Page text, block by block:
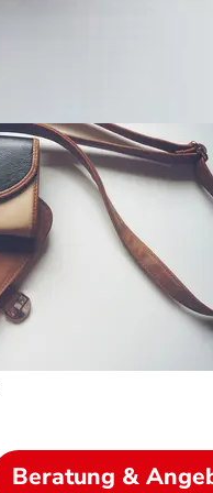
Beratung &